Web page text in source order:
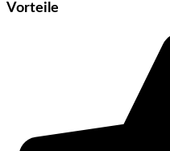
Vorteile